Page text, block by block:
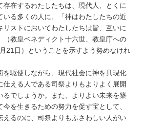
存在するわたしたちは、現代人、とくに
いる多くの人に、「神はわたしたちの近
リストにおいてわたしたちは皆、互いに
（教皇ベネディクト十六世、教皇庁への
21日）ということを示すよう努めなけれ
駆使しながら、現代社会に神を具現化
仕える人である司祭よりもよりよく展開
るでしょうか。また、よりよい未来を築
を生きるための努力を促す宝として、
えるのに、司祭よりもふさわしい人がい